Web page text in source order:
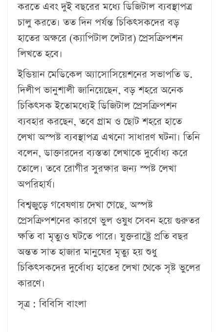
করতে এবং দুই বছরের মধ্যে ডিজিটাল ব্যবস্থাপত্র
চালু করতে। তত দিন পর্যন্ত চিকিৎসকদের বড়
হাতের অক্ষরে (ক্যাপিটাল লেটার) প্রেসক্রিপশন
লিখতে হবে।
ইন্ডিয়ান মেডিকেল অ্যাসোসিয়েশনের সভাপতি ড.
দিলীপ ভানুশালী জানিয়েছেন, বড় শহরে অনেক
চিকিৎসক ইতোমধ্যেই ডিজিটাল প্রেসক্রিপশন
ব্যবহার করছেন, তবে গ্রাম ও ছোট শহরে হাতে
লেখা অস্পষ্ট ব্যবস্থাপত্র এখনো সাধারণ ঘটনা। তিনি
বলেন, ডাক্তারদের ব্যস্ততা লেখাকে দুর্বোধ্য করে
তোলে। তবে রোগীর সুরক্ষার জন্য স্পষ্ট লেখা
অপরিহার্য।
বিশ্বজুড়ে গবেষণায় দেখা গেছে, অস্পষ্ট
প্রেসক্রিপশনের কারণে ভুল ওষুধ সেবন হয়ে গুরুতর
ক্ষতি বা মৃত্যুও ঘটতে পারে। যুক্তরাষ্ট্রে প্রতি বছর
অন্তত সাত হাজার মানুষের মৃত্যু হয় শুধু
চিকিৎসকদের দুর্বোধ্য হাতের লেখা থেকে সৃষ্ট ভুলের
কারণে।
সূত্র : বিবিসি বাংলা